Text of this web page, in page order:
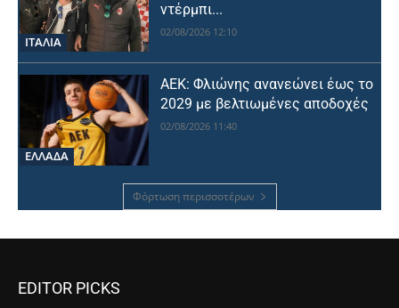
ΙΤΑΛΙΑ
ντέρμπι...
02/08/2026 12:10
ΕΛΛΑΔΑ
ΑΕΚ: Φλιώνης ανανεώνει έως το
2029 με βελτιωμένες αποδοχές
02/08/2026 11:40
Φόρτωση περισσοτέρων
EDITOR PICKS